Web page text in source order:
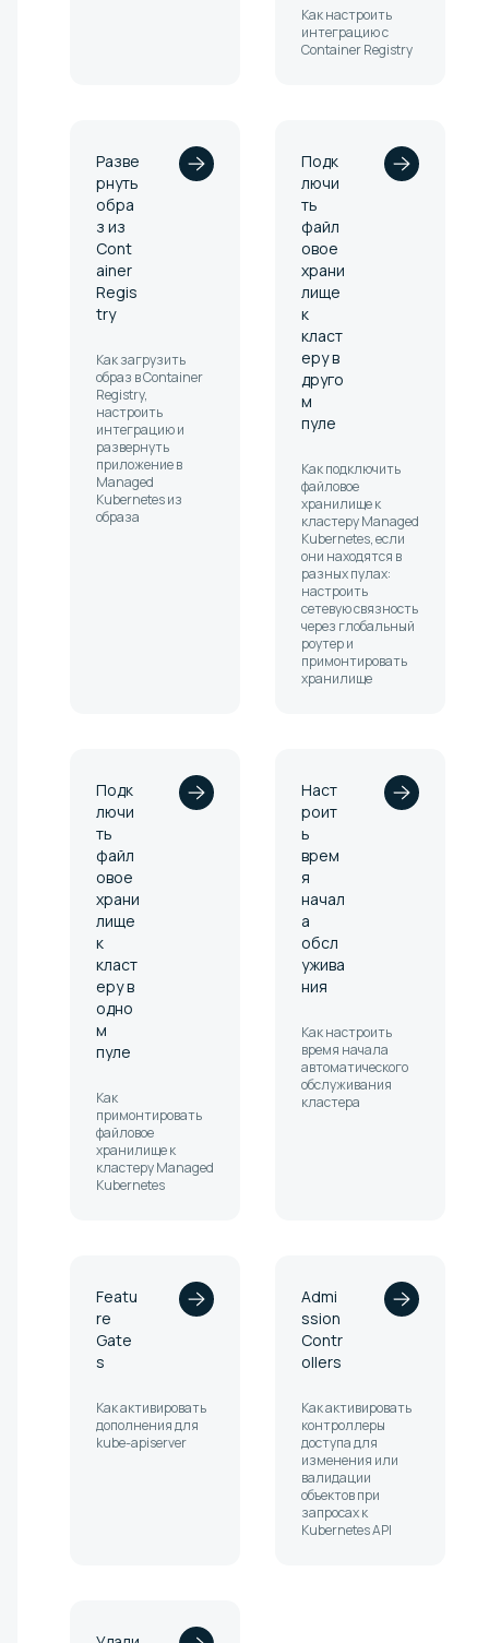
Как настроить
интеграцию с
Container Registry
Разве
рнуть
обра
з из
Cont
ainer
Regis
try
Как загрузить
образ в Container
Registry,
настроить
интеграцию и
развернуть
приложение в
Managed
Kubernetes из
образа
Подк
лючи
ть
файл
овое
храни
лище
к
класт
еру в
друго
м
пуле
Как подключить
файловое
хранилище к
кластеру Managed
Kubernetes, если
они находятся в
разных пулах:
настроить
сетевую связность
через глобальный
роутер и
примонтировать
хранилище
Подк
лючи
ть
файл
овое
храни
лище
к
класт
еру в
одно
м
пуле
Как
примонтировать
файловое
хранилище к
кластеру Managed
Kubernetes
Наст
роит
ь
врем
я
начал
а
обсл
ужива
ния
Как настроить
время начала
автоматического
обслуживания
кластера
Featu
re
Gate
s
Как активировать
дополнения для
kube-apiserver
Admi
ssion
Contr
ollers
Как активировать
контроллеры
доступа для
изменения или
валидации
объектов при
запросах к
Kubernetes API